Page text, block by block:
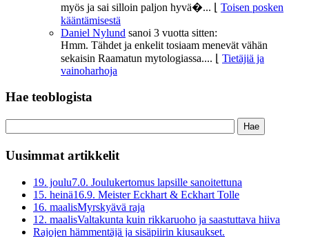
myös ja sai silloin paljon hyvä�...
Toisen posken
kääntämisestä
Daniel Nylund sanoi 3 vuotta sitten:
Hmm. Tähdet ja enkelit tosiaam menevät vähän
sekaisin Raamatun mytologiassa....
Tietäjiä ja
vainoharhoja
Hae teoblogista
Uusimmat artikkelit
19. joulu7.0. Joulukertomus lapsille sanoitettuna
15. heinä16.9. Meister Eckhart & Eckhart Tolle
16. maalisMyrskyävä raja
12. maalisValtakunta kuin rikkaruoho ja saastuttava hiiva
Rajojen hämmentäjä ja sisäpiirin kiusaukset.